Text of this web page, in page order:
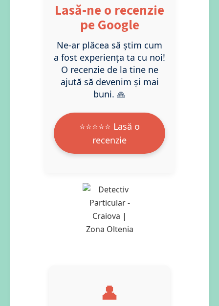
Lasă-ne o recenzie
pe Google
Ne-ar plăcea să știm cum
a fost experiența ta cu noi!
O recenzie de la tine ne
ajută să devenim și mai
buni. 🙏
⭐⭐⭐⭐⭐ Lasă o
recenzie
👤